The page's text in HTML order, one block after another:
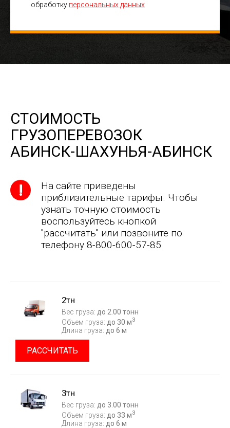
обработку персональных данных
СТОИМОСТЬ
ГРУЗОПЕРЕВОЗОК
АБИНСК-ШАХУНЬЯ-АБИНСК
На сайте приведены
приблизительные тарифы. Чтобы
узнать точную стоимость
воспользуйтесь кнопкой
"рассчитать" или позвоните по
телефону 8-800-600-57-85
2тн
Вес груза: до 2.00 тонн
Объем груза: до 30 м3
Длина груза: до 6 м
РАССЧИТАТЬ
3тн
Вес груза: до 3.00 тонн
Объем груза: до 33 м3
Длина груза: до 6 м